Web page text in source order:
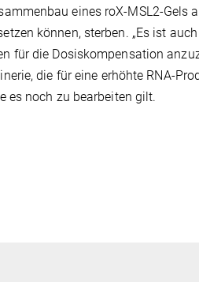
eines roX-MSL2-Gels
können, sterben. „Es ist
für die Dosiskompensation
die für eine erhöhte RNA-
es noch zu bearbeiten gilt.